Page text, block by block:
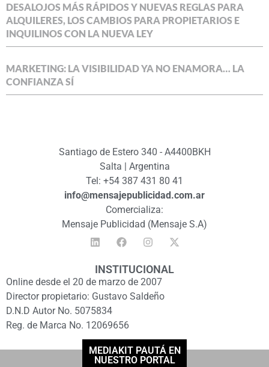
DESALOJOS MÁS RÁPIDOS Y NUEVAS REGLAS PARA
ALQUILERES, LOS CAMBIOS PARA PROPIETARIOS E
INQUILINOS CON LA NUEVA LEY
MARKETING: LA VISIBILIDAD YA NO ENAMORA… LA
CONFIANZA SÍ
Santiago de Estero 340 - A4400BKH
Salta | Argentina
Tel: +54 387 431 80 41
info@mensajepublicidad.com.ar
Comercializa:
Mensaje Publicidad (Mensaje S.A)
INSTITUCIONAL
Online desde el 20 de marzo de 2007
Director propietario: Gustavo Saldeño
D.N.D Autor No. 5075834
Reg. de Marca No. 12069656
MEDIAKIT PAUTÁ EN
NUESTRO PORTAL